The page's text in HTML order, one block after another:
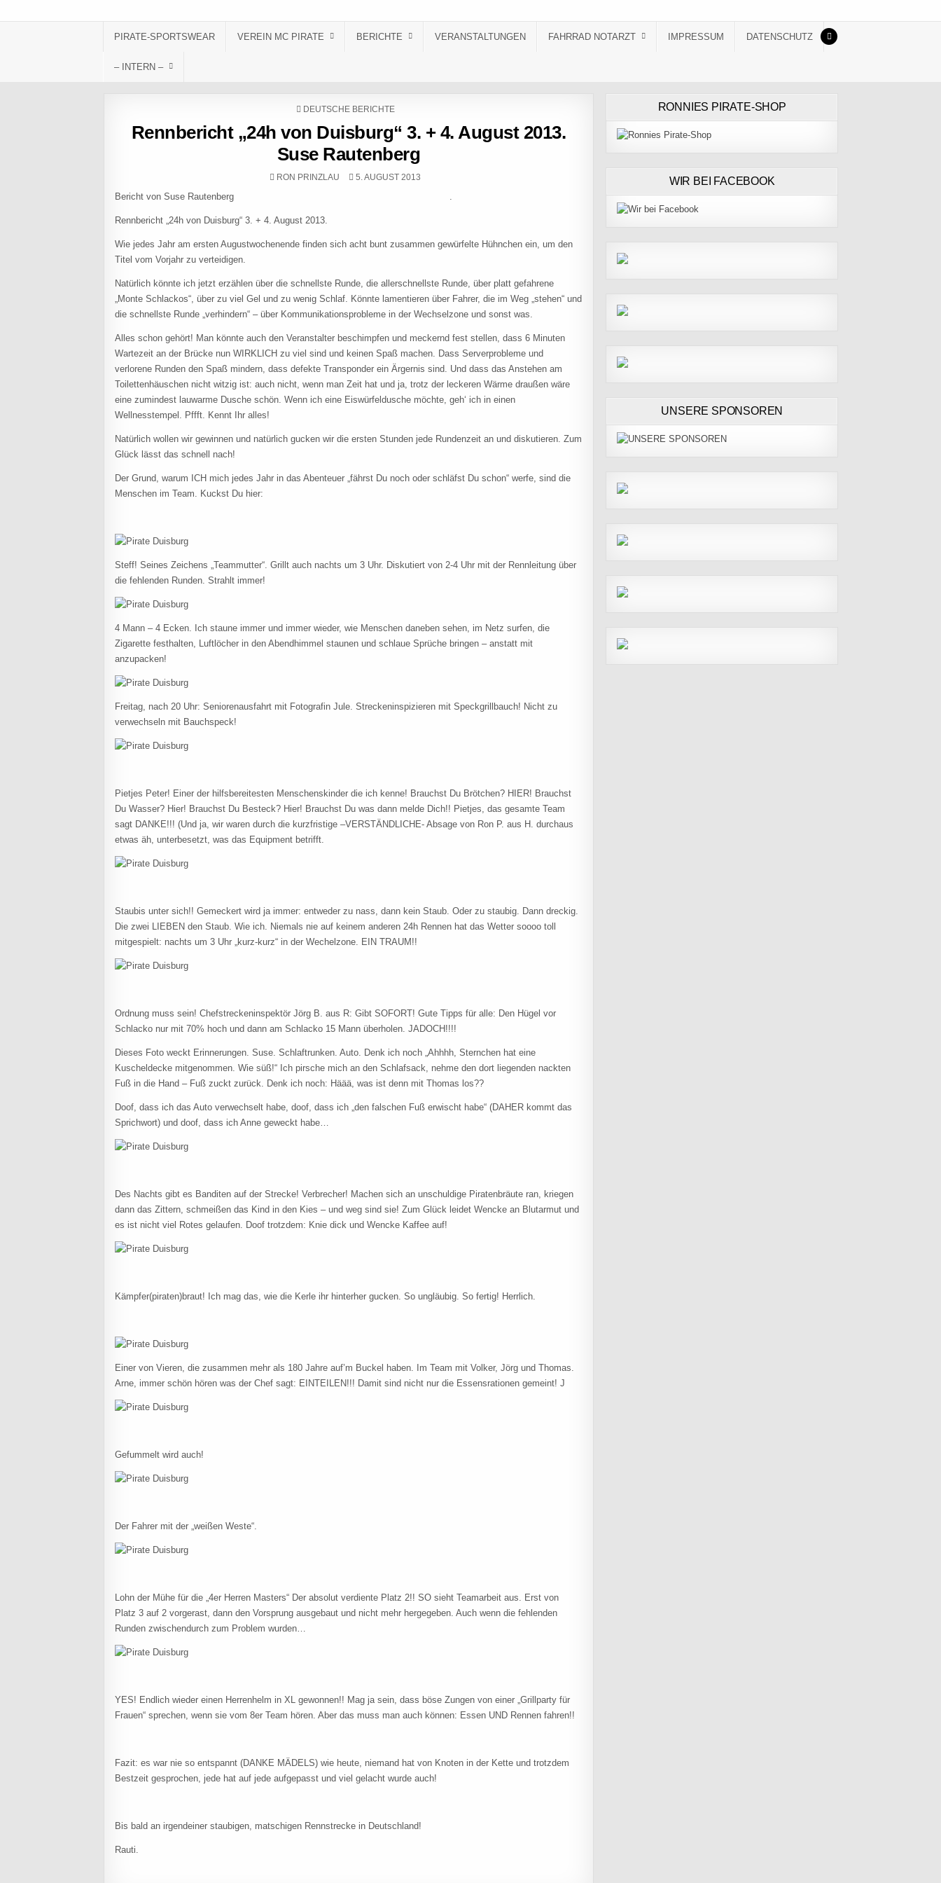
PIRATE-SPORTSWEAR VEREIN MC PIRATE BERICHTE VERANSTALTUNGEN FAHRRAD NOTARZT IMPRESSUM DATENSCHUTZ
– INTERN –
POSTED IN
DEUTSCHE BERICHTE
Rennbericht „24h von Duisburg“ 3. + 4. August 2013.
Suse Rautenberg
AUTHOR:
RON PRINZLAU PUBLISHED DATE:
5. AUGUST 2013
Bericht von Suse Rautenberg .
Rennbericht „24h von Duisburg“ 3. + 4. August 2013.
Wie jedes Jahr am ersten Augustwochenende finden sich acht bunt zusammen gewürfelte Hühnchen ein, um den
Titel vom Vorjahr zu verteidigen.
Natürlich könnte ich jetzt erzählen über die schnellste Runde, die allerschnellste Runde, über platt gefahrene
„Monte Schlackos“, über zu viel Gel und zu wenig Schlaf. Könnte lamentieren über Fahrer, die im Weg „stehen“ und
die schnellste Runde „verhindern“ – über Kommunikationsprobleme in der Wechselzone und sonst was.
Alles schon gehört! Man könnte auch den Veranstalter beschimpfen und meckernd fest stellen, dass 6 Minuten
Wartezeit an der Brücke nun WIRKLICH zu viel sind und keinen Spaß machen. Dass Serverprobleme und
verlorene Runden den Spaß mindern, dass defekte Transponder ein Ärgernis sind. Und dass das Anstehen am
Toilettenhäuschen nicht witzig ist: auch nicht, wenn man Zeit hat und ja, trotz der leckeren Wärme draußen wäre
eine zumindest lauwarme Dusche schön. Wenn ich eine Eiswürfeldusche möchte, geh‘ ich in einen
Wellnesstempel. Pffft. Kennt Ihr alles!
Natürlich wollen wir gewinnen und natürlich gucken wir die ersten Stunden jede Rundenzeit an und diskutieren. Zum
Glück lässt das schnell nach!
Der Grund, warum ICH mich jedes Jahr in das Abenteuer „fährst Du noch oder schläfst Du schon“ werfe, sind die
Menschen im Team. Kuckst Du hier:
Steff! Seines Zeichens „Teammutter“. Grillt auch nachts um 3 Uhr. Diskutiert von 2-4 Uhr mit der Rennleitung über
die fehlenden Runden. Strahlt immer!
4 Mann – 4 Ecken. Ich staune immer und immer wieder, wie Menschen daneben sehen, im Netz surfen, die
Zigarette festhalten, Luftlöcher in den Abendhimmel staunen und schlaue Sprüche bringen – anstatt mit
anzupacken!
Freitag, nach 20 Uhr: Seniorenausfahrt mit Fotografin Jule. Streckeninspizieren mit Speckgrillbauch! Nicht zu
verwechseln mit Bauchspeck!
Pietjes Peter! Einer der hilfsbereitesten Menschenskinder die ich kenne! Brauchst Du Brötchen? HIER! Brauchst
Du Wasser? Hier! Brauchst Du Besteck? Hier! Brauchst Du was dann melde Dich!! Pietjes, das gesamte Team
sagt DANKE!!! (Und ja, wir waren durch die kurzfristige –VERSTÄNDLICHE- Absage von Ron P. aus H. durchaus
etwas äh, unterbesetzt, was das Equipment betrifft.
Staubis unter sich!! Gemeckert wird ja immer: entweder zu nass, dann kein Staub. Oder zu staubig. Dann dreckig.
Die zwei LIEBEN den Staub. Wie ich. Niemals nie auf keinem anderen 24h Rennen hat das Wetter soooo toll
mitgespielt: nachts um 3 Uhr „kurz-kurz“ in der Wechelzone. EIN TRAUM!!
Ordnung muss sein! Chefstreckeninspektör Jörg B. aus R: Gibt SOFORT! Gute Tipps für alle: Den Hügel vor
Schlacko nur mit 70% hoch und dann am Schlacko 15 Mann überholen. JADOCH!!!!
Dieses Foto weckt Erinnerungen. Suse. Schlaftrunken. Auto. Denk ich noch „Ahhhh, Sternchen hat eine
Kuscheldecke mitgenommen. Wie süß!“ Ich pirsche mich an den Schlafsack, nehme den dort liegenden nackten
Fuß in die Hand – Fuß zuckt zurück. Denk ich noch: Häää, was ist denn mit Thomas los??
Doof, dass ich das Auto verwechselt habe, doof, dass ich „den falschen Fuß erwischt habe“ (DAHER kommt das
Sprichwort) und doof, dass ich Anne geweckt habe…
Des Nachts gibt es Banditen auf der Strecke! Verbrecher! Machen sich an unschuldige Piratenbräute ran, kriegen
dann das Zittern, schmeißen das Kind in den Kies – und weg sind sie! Zum Glück leidet Wencke an Blutarmut und
es ist nicht viel Rotes gelaufen. Doof trotzdem: Knie dick und Wencke Kaffee auf!
Kämpfer(piraten)braut! Ich mag das, wie die Kerle ihr hinterher gucken. So ungläubig. So fertig! Herrlich.
Einer von Vieren, die zusammen mehr als 180 Jahre auf’m Buckel haben. Im Team mit Volker, Jörg und Thomas.
Arne, immer schön hören was der Chef sagt: EINTEILEN!!! Damit sind nicht nur die Essensrationen gemeint! J
Gefummelt wird auch!
Der Fahrer mit der „weißen Weste“.
Lohn der Mühe für die „4er Herren Masters“ Der absolut verdiente Platz 2!! SO sieht Teamarbeit aus. Erst von
Platz 3 auf 2 vorgerast, dann den Vorsprung ausgebaut und nicht mehr hergegeben. Auch wenn die fehlenden
Runden zwischendurch zum Problem wurden…
YES! Endlich wieder einen Herrenhelm in XL gewonnen!! Mag ja sein, dass böse Zungen von einer „Grillparty für
Frauen“ sprechen, wenn sie vom 8er Team hören. Aber das muss man auch können: Essen UND Rennen fahren!!
Fazit: es war nie so entspannt (DANKE MÄDELS) wie heute, niemand hat von Knoten in der Kette und trotzdem
Bestzeit gesprochen, jede hat auf jede aufgepasst und viel gelacht wurde auch!
Bis bald an irgendeiner staubigen, matschigen Rennstrecke in Deutschland!
Rauti.
RONNIES PIRATE-SHOP
WIR BEI FACEBOOK
UNSERE SPONSOREN